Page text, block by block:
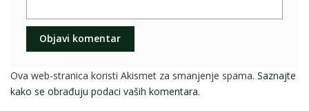
Ova web-stranica koristi Akismet za smanjenje spama. Saznajte
kako se obrađuju podaci vaših komentara.